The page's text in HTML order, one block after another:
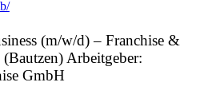
(m/w/d) – Franchise &
Arbeitgeber:
GmbH